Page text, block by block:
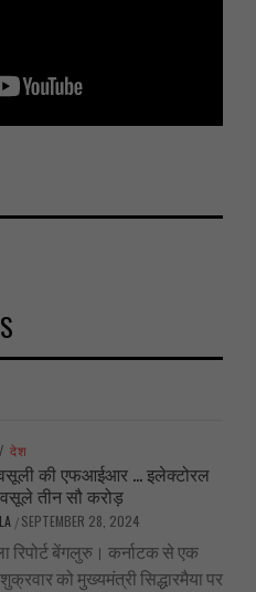
/ देश
वसूली की एफआईआर … इलेक्टोरल
तीन सौ करोड़
/ SEPTEMBER 28, 2024
रिपोर्ट बेंगलुरु। कर्नाटक से एक
को मुख्यमंत्री सिद्धारमैया पर